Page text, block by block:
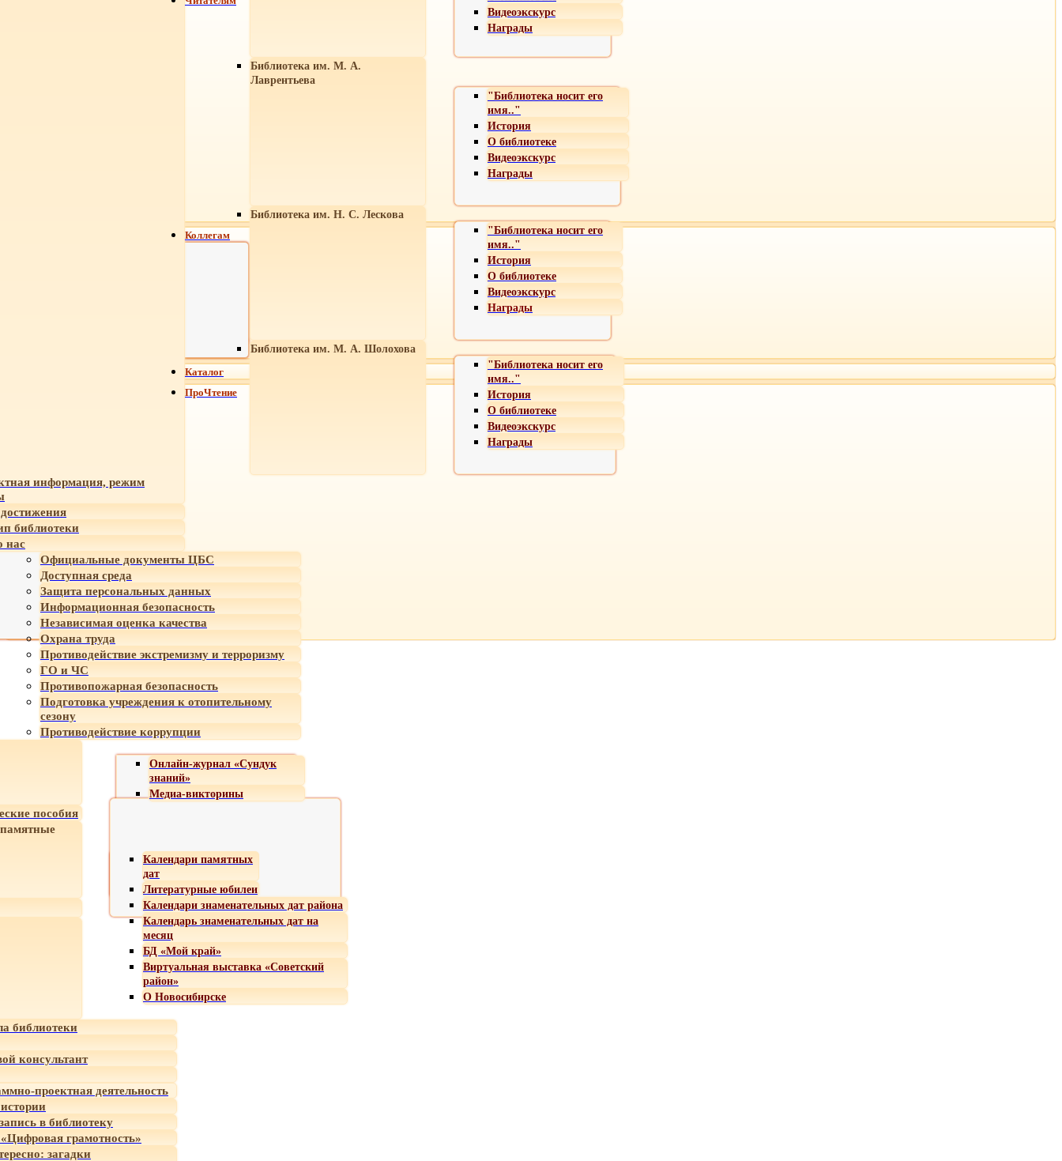
Видеоэкскурс
Награды
Библиотека им. М. А.
Лаврентьева
"Библиотека носит его
имя.."
История
О библиотеке
Видеоэкскурс
Награды
Библиотека им. Н. С. Лескова
"Библиотека носит его
имя.."
История
О библиотеке
Видеоэкскурс
Награды
Библиотека им. М. А. Шолохова
"Библиотека носит его
имя.."
История
О библиотеке
Видеоэкскурс
Награды
информация, режим
библиотеки
нас
Официальные документы ЦБС
Доступная среда
Защита персональных данных
Информационная безопасность
Независимая оценка качества
Охрана труда
Противодействие экстремизму и терроризму
ГО и ЧС
Противопожарная безопасность
Подготовка учреждения к отопительному
сезону
Противодействие коррупции
Онлайн-журнал «Сундук
знаний»
Медиа-викторины
пособия
Календари памятных
дат
Литературные юбилеи
Календари знаменательных дат района
Календарь знаменательных дат на
месяц
БД «Мой край»
Виртуальная выставка «Советский
район»
О Новосибирске
библиотеки
консультант
проектная деятельность
в библиотеку
грамотность»
загадки
Коллегам
Каталог
ПроЧтение